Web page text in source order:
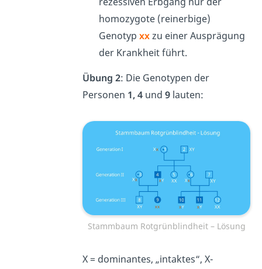
homozygote (reinerbige)
Genotypxxzu einer Ausprägung
der Krankheit führt.
Übung 2: Die Genotypen der
Personen 1, 4 und9 lauten:
Stammbaum Rotgrünblindheit – Lösung
X= dominantes, „intaktes“, X-